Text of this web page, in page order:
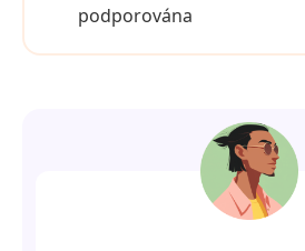
podporována